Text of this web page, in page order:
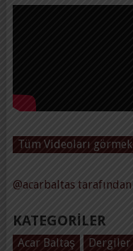
Tüm Videoları
@acarbaltas
KATEGORILER
Acar Baltaş Dergiler